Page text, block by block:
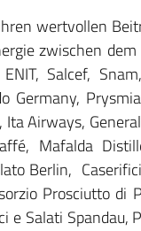
wertvollen
zwischen
Salcef,
Germany,
Airways,
Mafalda
Berlin,
Prosciutto di
e Salati Spandau,